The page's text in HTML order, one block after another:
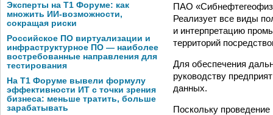
Эксперты на Т1 Форуме: как
множить ИИ-возможности,
сокращая риски
Российское ПО виртуализации и
инфраструктурное ПО — наиболее
востребованные направления для
тестирования
На Т1 Форуме вывели формулу
эффективности ИТ с точки зрения
бизнеса: меньше тратить, больше
зарабатывать
ПАО
Реализует все виды
и интерпретацию
территорий
Для обеспечения
руководству
данных.
Поскольку